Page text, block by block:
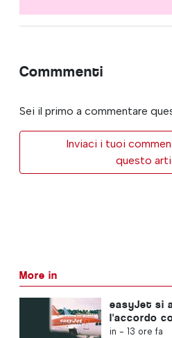
Commmenti
Sei il primo a commentare
Inviaci i tuoi
questo
More in
easyJet si
l'accordo
in - 13 ore fa